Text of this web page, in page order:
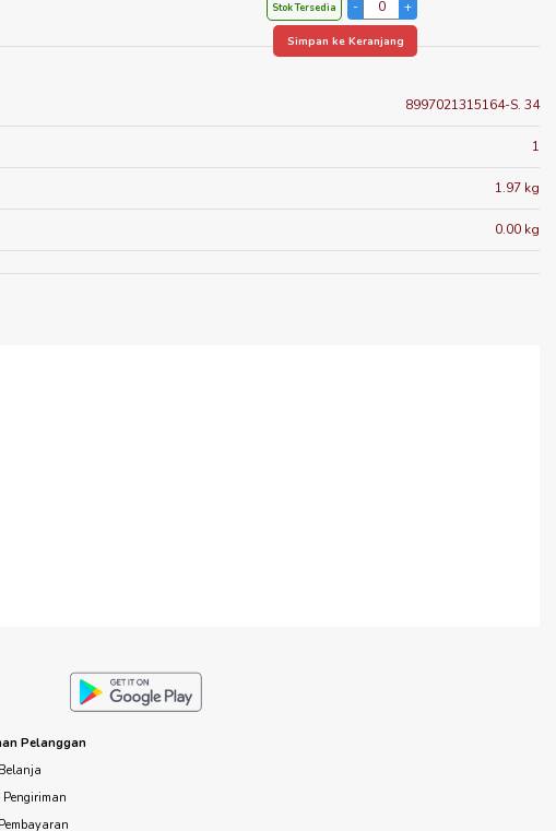
Stok Tersedia
Simpan ke Keranjang
8997021315164-S. 34
1
1.97 kg
0.00 kg
Pelanggan